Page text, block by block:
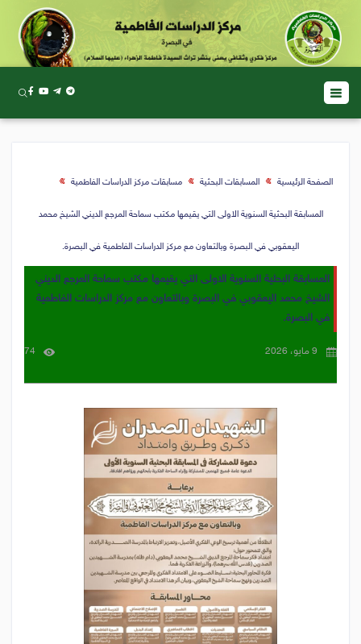
الصفحة الرئيسية المسابقات البحثية مسابقات مركز الدراسات الفاطمية
المسابقة البحثية السنوية الاولى التي يقيمها مكتب سماحة المرجع الديني الشيخ محمد
اليعقوبي في البصرة وبالتعاون مع مركز الدراسات الفاطمية في البصرة.
المسابقة البحثية السنوية الاولى التي يقيمها مكتب سماحة المرجع الديني
الشيخ محمد اليعقوبي في البصرة وبالتعاون مع مركز الدراسات الفاطمية
في البصرة.
9 مايو، 2026 74